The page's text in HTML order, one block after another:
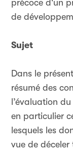
précoce d'un
de
Sujet
Dans le
résumé des
l’évaluation
en particulier
lesquels les
vue de